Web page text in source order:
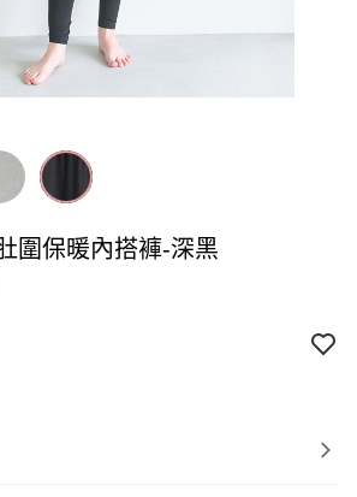
圍保暖內搭褲-深黑